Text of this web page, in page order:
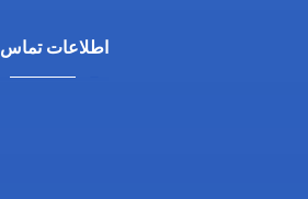
اطلاعات تماس